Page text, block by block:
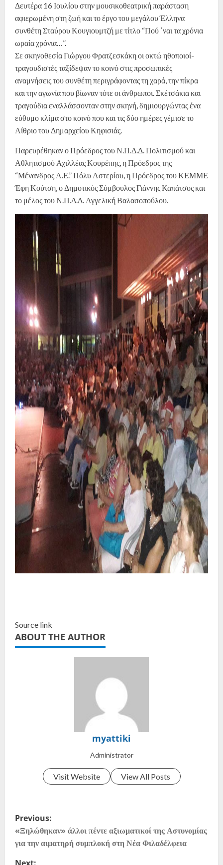
Δευτέρα 16 Ιουλίου στην μουσικοθεατρική παράσταση
αφιερωμένη στη ζωή και το έργο του μεγάλου Έλληνα
συνθέτη Σταύρου Κουγιουμτζή με τίτλο “Πού ΄ναι τα χρόνια
ωραία χρόνια…”.
Σε σκηνοθεσία Γιώργου Φρατζεσκάκη οι οκτώ ηθοποιοί-
τραγουδιστές ταξίδεψαν το κοινό στις προσωπικές
αναμνήσεις του συνθέτη περιγράφοντας τη χαρά, την πίκρα
και την αγωνία που βίωναν τότε οι άνθρωποι. Σκέτσάκια και
τραγούδια εναλλάσσονταν στην σκηνή, δημιουργώντας ένα
εύθυμο κλίμα στο κοινό που και τις δύο ημέρες γέμισε το
Αίθριο του Δημαρχείου Κηφισιάς.
Παρευρέθηκαν ο Πρόεδρος του Ν.Π.Δ.Δ. Πολιτισμού και
Αθλητισμού Αχιλλέας Κουρέπης, η Πρόεδρος της
“Μένανδρος Α.Ε.” Πόλυ Αστερίου, η Πρόεδρος του ΚΕΜΜΕ
Έφη Κούτση, ο Δημοτικός Σύμβουλος Γιάννης Καπάτσος και
το μέλος του Ν.Π.Δ.Δ. Αγγελική Βαλασοπούλου.
Source link
ABOUT THE AUTHOR
myattiki
Administrator
Visit Website View All Posts
Previous:
«Ξηλώθηκαν» άλλοι πέντε αξιωματικοί της Αστυνομίας
για την αιματηρή συμπλοκή στη Νέα Φιλαδέλφεια